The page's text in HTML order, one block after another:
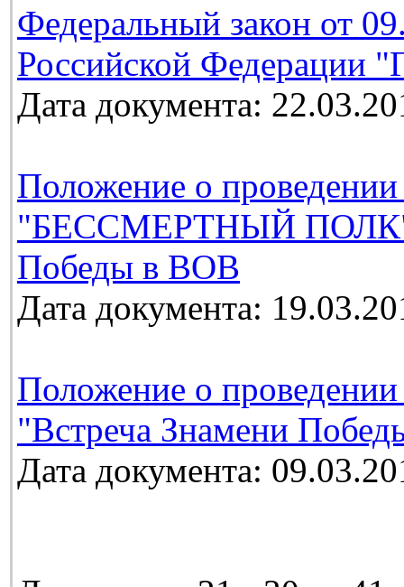
Федеральный закон от
Российской Федерации
Дата документа:
Положение о
"БЕССМЕРТНЫЙ ПОЛК",
Победы в ВОВ
Дата документа:
Положение о
"Встреча Знамени
Дата документа: